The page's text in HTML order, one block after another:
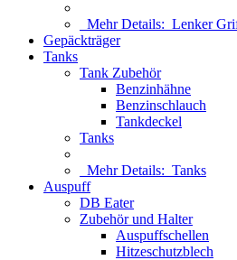
Mehr Details: Lenker
Gepäckträger
Tanks
Tank Zubehör
Benzinhähne
Benzinschlauch
Tankdeckel
Tanks
Mehr Details: Tanks
Auspuff
DB Eater
Zubehör und Halter
Auspuffschellen
Hitzeschutzblech